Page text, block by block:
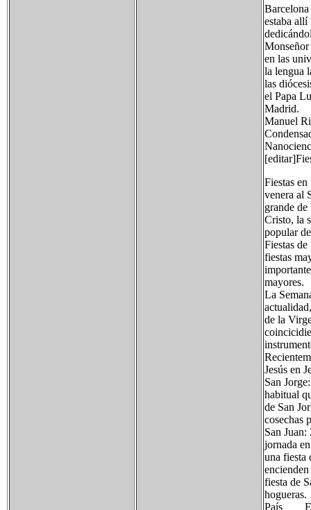
estaba allí
en las
la lengua
las
el Papa
Madrid.
Manuel
Fiestas
venera al
grande
Cristo, la
popular
Fiestas
fiestas
mayores.
La
de la
Jesús en
San
habitual
de San
cosechas
San
jornada
una fiesta
fiesta de
hogueras.
País